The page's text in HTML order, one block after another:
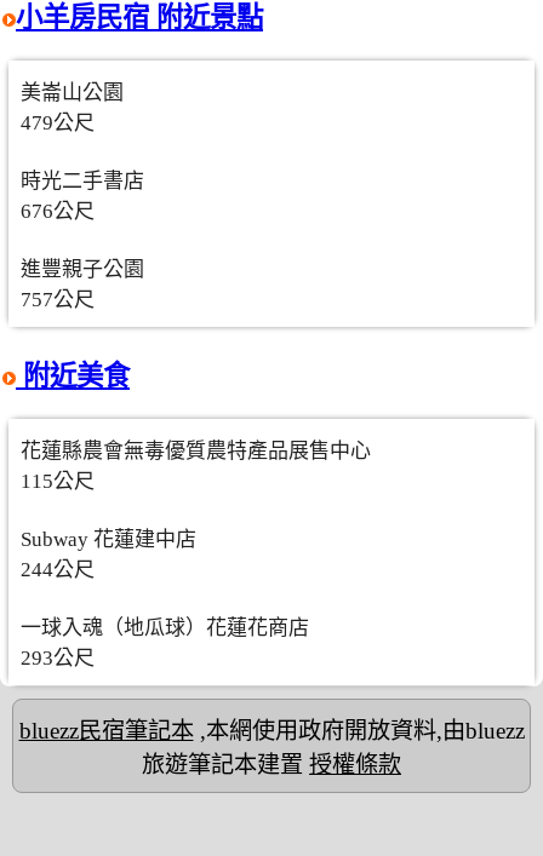
小羊房民宿 附近景點
美崙山公園
479公尺
時光二手書店
676公尺
進豐親子公園
757公尺
附近美食
花蓮縣農會無毒優質農特產品展售中心
115公尺
Subway 花蓮建中店
244公尺
一球入魂（地瓜球）花蓮花商店
293公尺
bluezz民宿筆記本,本網使用政府開放資料,由bluezz
旅遊筆記本建置 授權條款